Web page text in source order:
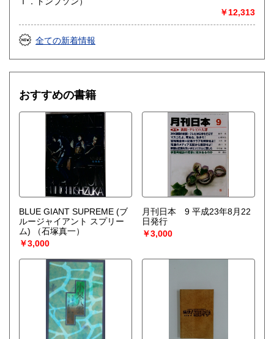
￥12,313
全ての新着情報
おすすめの書籍
BLUE GIANT SUPREME (ブ
ルージャイアント スプリー
ム)
（石塚真一）
￥3,000
月刊日本 9 平成23年8月22
日発行
￥3,000